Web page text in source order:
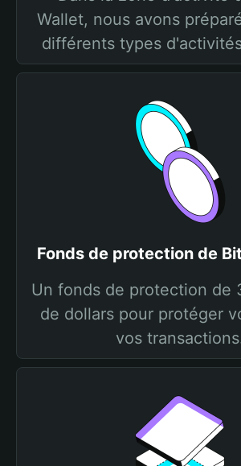
Wallet, nous avons
différents types
Fonds de protection de
Un fonds de protection de
de dollars pour protéger
vos